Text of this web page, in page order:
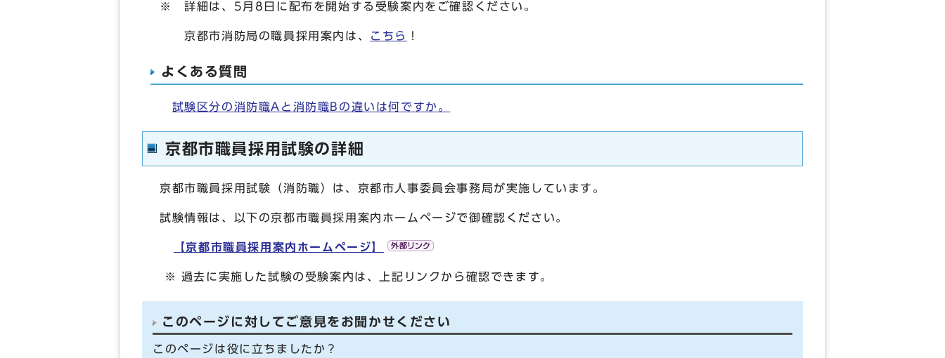
※ 詳細は、5月8日に配布を開始する受験案内をご確認ください。
京都市消防局の職員採用案内は、 こちら ！
よくある質問
試験区分の消防職Aと消防職Bの違いは何ですか。
京都市職員採用試験の詳細
京都市職員採用試験（消防職）は、京都市人事委員会事務局が実施しています。
試験情報は、以下の京都市職員採用案内ホームページで御確認ください。
【京都市職員採用案内ホームページ】
※ 過去に実施した試験の受験案内は、上記リンクから確認できます。
このページに対してご意見をお聞かせください
このページは役に立ちましたか？